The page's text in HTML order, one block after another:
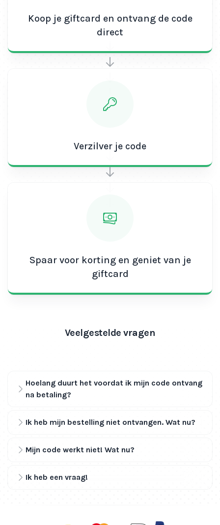
Koop je giftcard en ontvang de code
direct
Verzilver je code
Spaar voor korting en geniet van je
giftcard
Veelgestelde vragen
Hoelang duurt het voordat ik mijn code ontvang
na betaling?
Ik heb mijn bestelling niet ontvangen. Wat nu?
Mijn code werkt niet! Wat nu?
Ik heb een vraag!